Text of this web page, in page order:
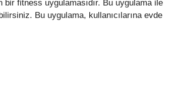
bir fitness uygulamasıdır. Bu uygulama ile
Bu uygulama, kullanıcılarına evde